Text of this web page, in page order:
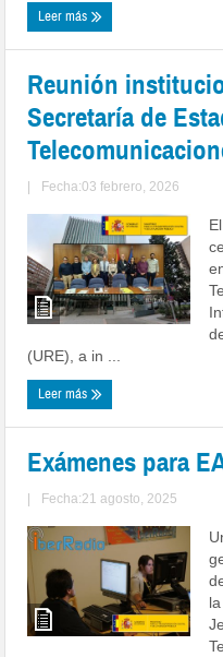
Leer más
Reunión
Secretaría de
| Fecha:03 febrero, 2026
(URE), a in ...
Leer más
Exámenes para
| Fecha:21 agosto, 2025